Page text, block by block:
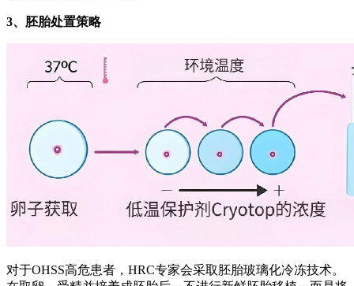
3、胚胎处置策略
对于OHSS高危患者，HRC专家会采取胚胎玻璃化冷冻技术。